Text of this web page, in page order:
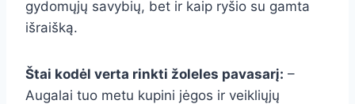
gydomųjų savybių, bet ir kaip ryšio su gamta
išraišką.
Štai kodėl verta rinkti žoleles pavasarį: –
Augalai tuo metu kupini jėgos ir veikliųjų